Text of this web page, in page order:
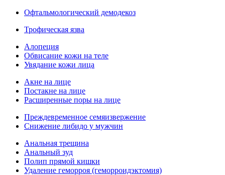
Офтальмологический демодекоз
Трофическая язва
Алопеция
Обвисание кожи на теле
Увядание кожи лица
Акне на лице
Постакне на лице
Расширенные поры на лице
Преждевременное семяизвержение
Снижение либидо у мужчин
Анальная трещина
Анальный зуд
Полип прямой кишки
Удаление геморроя (геморроидэктомия)